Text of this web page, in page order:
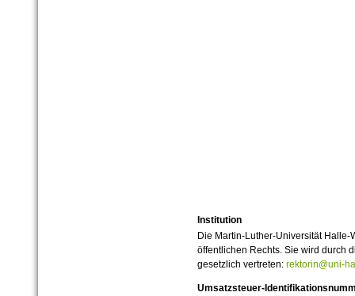
Institution
Die Martin-Luther-Universität
öffentlichen Rechts. Sie wird durch
gesetzlich vertreten: rektorin@uni-
Umsatzsteuer-